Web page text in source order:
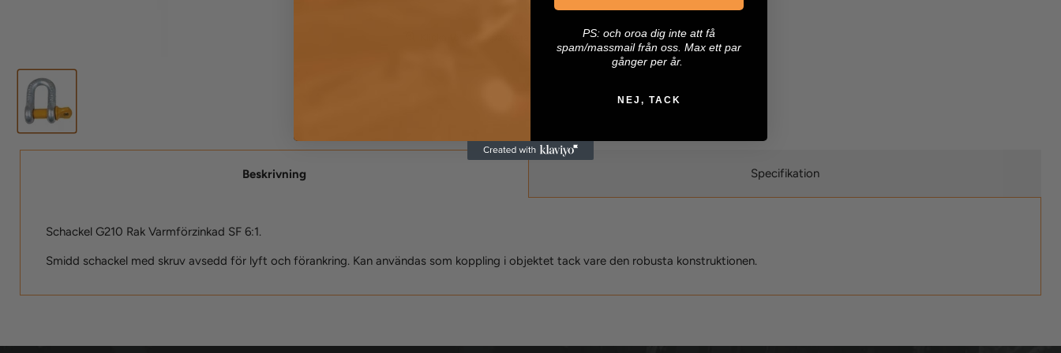
Beskrivning
Schackel G210 Rak Varmförzinkad SF 6:1.
Smidd schackel med skruv avsedd för lyft och förankring. Kan användas som koppling i objektet tack vare den robusta konstruktionen.
Specifikation
PS: och oroa dig inte att få
spam/massmail från oss. Max ett par
gånger per år.
NEJ, TACK